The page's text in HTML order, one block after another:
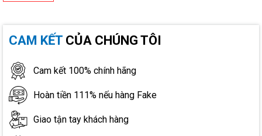
CAM KẾT CỦA CHÚNG TÔI
Cam kết 100% chính hãng
Hoàn tiền 111% nếu hàng Fake
Giao tận tay khách hàng